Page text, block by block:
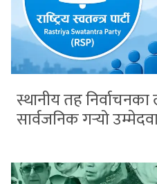
स्थानीय तह निर्वाचनका
सार्वजनिक गर्‍यो